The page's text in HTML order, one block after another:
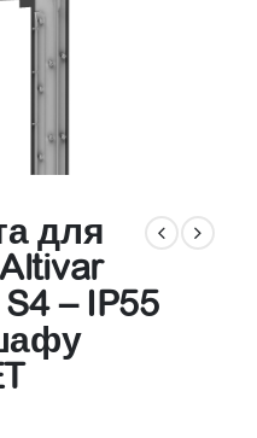
для
– IP55